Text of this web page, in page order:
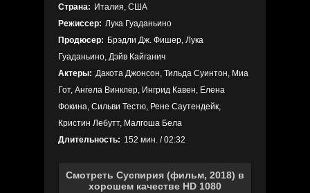
Страна: Италия, США
Режиссер: Лука Гуаданьино
Продюсер: Брэдли Дж. Фишер, Лука
Гуаданьино, Дэйв Кайганич
Актеры: Дакота Джонсон, Тильда Суинтон, Миа
Гот, Ангела Винклер, Ингрид Кавен, Елена
Фокина, Сильви Тестю, Рене Саутендейк,
Кристин Лебутт, Малгоша Бела
Длительность: 152 мин. / 02:32
Смотреть Суспирия (фильм, 2018) в
хорошем качестве HD 1080